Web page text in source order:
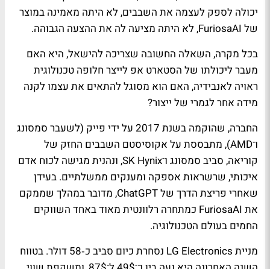
יכולה לספק לעצמה את השבבים, לא היתה מאמינה במוצר
של FuriosaAI, לא היתה מציעה לה את ההצעה הגבוהה.
בכל מקרה, השאלה החשובה שצריכה להישאל, היא האם
מעבר ליכולתו של הסטארט אפ לייצר חלופה טכנולוגית
ראויה לאנבידיה, האם הוא מסוגל להתאים את עצמו לקנה
מידה אחר לגמרי של ייצור?
החברה, שהוקמה בשנת 2017 על ידי פייק (לשעבר סמסונג
ו־AMD), מתבססת על אקוסיסטם השבבים החזק של
קוריאה, סביב סמסונג ו־SK Hynix, ונהנית מגישה לכוח אדם
איכותי, שרשראות אספקה ומענקים ממשלתיים. בעידן
שאחרי פריצת הדרך של ChatGPT, מדובר במהלך שממקם
את FuriosaAI כמתחרה רלוונטית מאוד באחד השווקים
החמים בעולם הטכנולוגיה.
מניית LG Electronics נסחרת כיום סביב כ‑58 דולר. בטווח